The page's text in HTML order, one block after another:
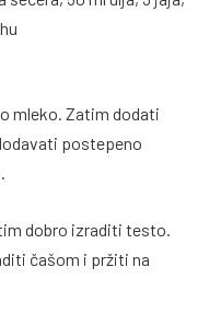
mleko. Zatim dodati
postepeno
dobro izraditi testo.
čašom i pržiti na